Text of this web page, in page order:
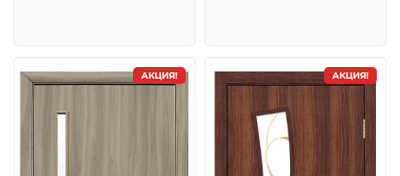
АКЦИЯ! АКЦИЯ!